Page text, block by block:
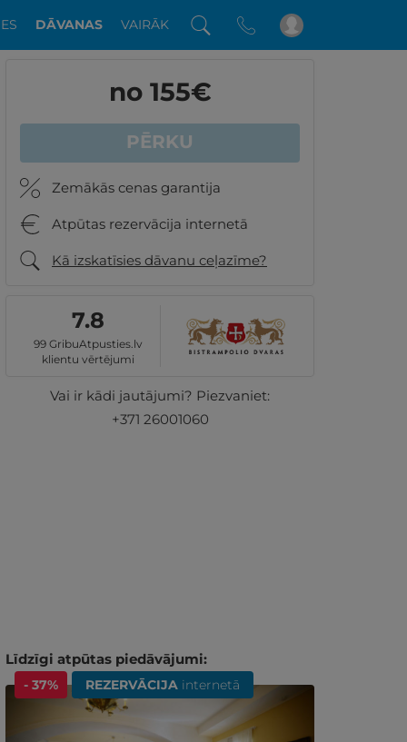
DĀVANAS VAIRĀK
no 155€
PĒRKU
Zemākās cenas garantija
Atpūtas rezervācija internetā
Kā izskatīsies dāvanu ceļazīme?
7.8
99 GribuAtpusties.lv
klientu vērtējumi
Vai ir kādi jautājumi? Piezvaniet:
+371 26001060
Līdzīgi atpūtas piedāvājumi:
- 37% REZERVĀCIJA internetā